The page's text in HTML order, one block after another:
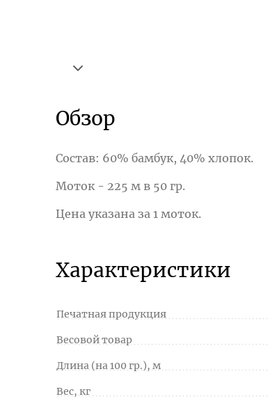
Обзор
Состав: 60% бамбук, 40% хлопок.
Моток - 225 м в 50 гр.
Цена указана за 1 моток.
Характеристики
Печатная продукция
Весовой товар
Длина (на 100 гр.), м
Вес, кг